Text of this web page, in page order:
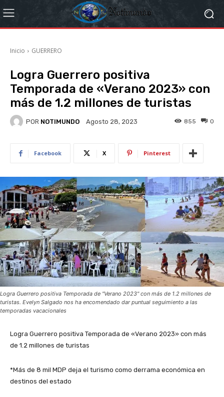
Inicio GUERRERO
Logra Guerrero positiva
Temporada de «Verano 2023» con
más de 1.2 millones de turistas
POR NOTIMUNDO Agosto 28, 2023 0
855
Facebook X Pinterest
Logra Guerrero positiva Temporada de "Verano 2023" con más de 1.2 millones de
turistas. Evelyn Salgado nos ha encomendado dar puntual seguimiento a las
temporadas vacacionales
Logra Guerrero positiva Temporada de «Verano 2023» con más
de 1.2 millones de turistas
*Más de 8 mil MDP deja el turismo como derrama económica en
destinos del estado